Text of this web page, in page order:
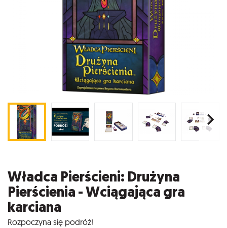
Władca Pierścieni: Drużyna
Pierścienia - Wciągająca gra
karciana
Rozpoczyna się podróż!